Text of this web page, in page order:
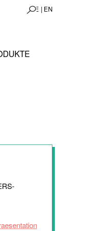
DE | EN